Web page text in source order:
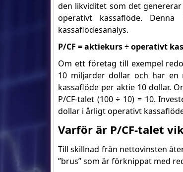
den likviditet som det
operativt kassaflöde.
kassaflödesanalys.
P/CF = aktiekurs ÷ operativt
Om ett företag till exempel
10 miljarder dollar och har
kassaflöde per aktie 10 dollar.
P/CF-talet (100 ÷ 10) = 10.
dollar i årligt operativt
Varför är P/CF-talet
Till skillnad från nettovinsten
”brus” som är förknippat med